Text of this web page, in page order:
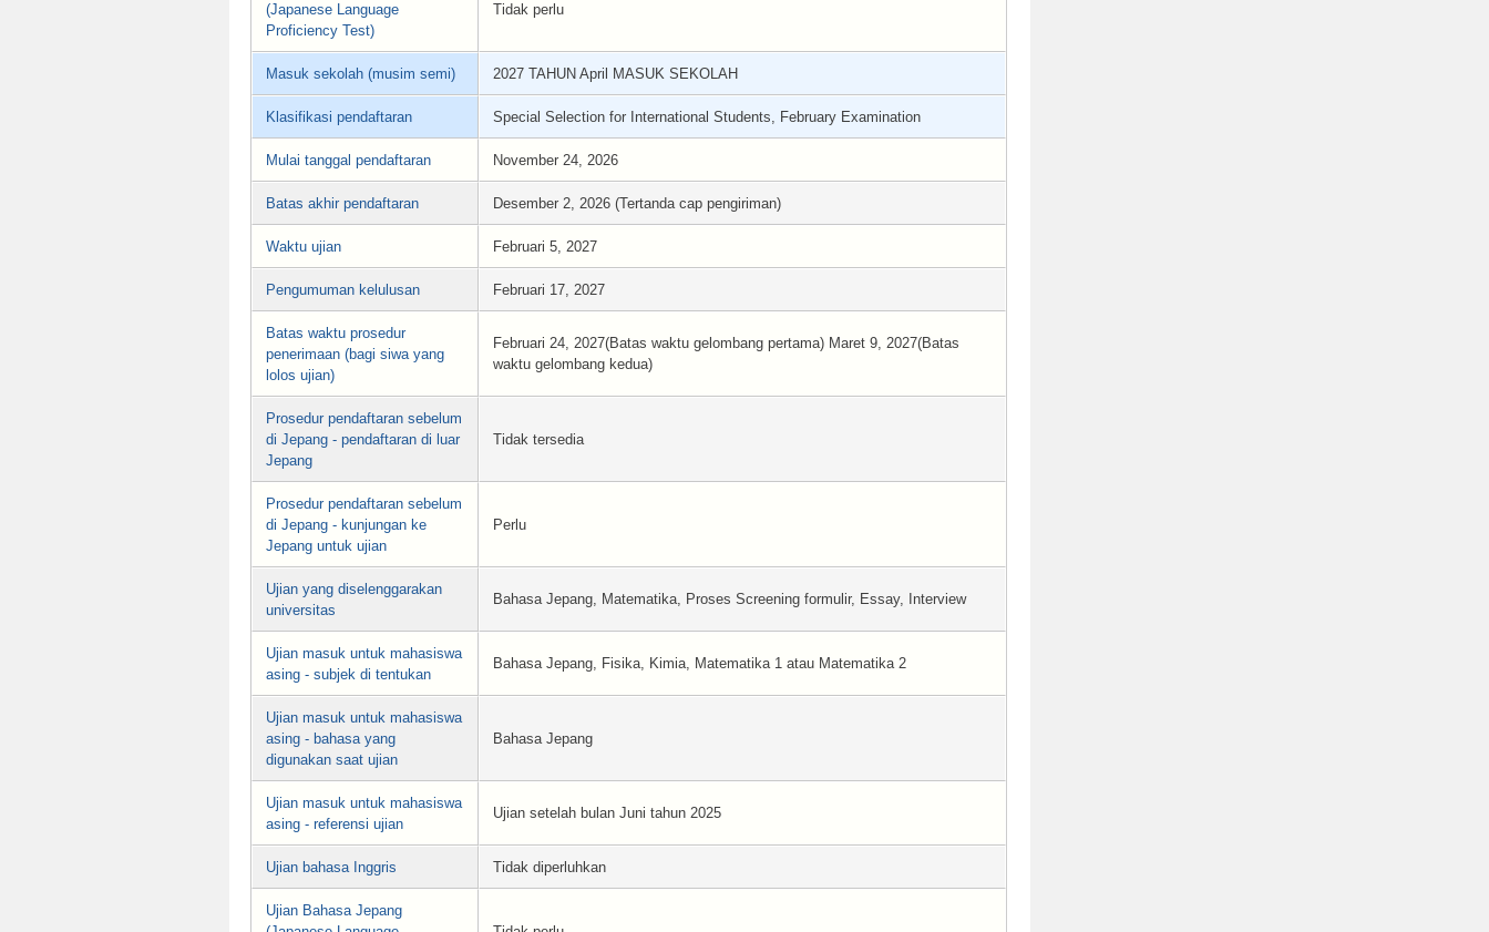
(Japanese Language
Proficiency Test)
Tidak perlu
Masuk sekolah (musim semi) 2027 TAHUN April MASUK SEKOLAH
Klasifikasi pendaftaran Special Selection for International Students, February Examination
Mulai tanggal pendaftaran November 24, 2026
Batas akhir pendaftaran Desember 2, 2026 (Tertanda cap pengiriman)
Waktu ujian Februari 5, 2027
Pengumuman kelulusan Februari 17, 2027
Batas waktu prosedur
penerimaan (bagi siwa yang
lolos ujian)
Februari 24, 2027(Batas waktu gelombang pertama) Maret 9, 2027(Batas
waktu gelombang kedua)
Prosedur pendaftaran sebelum
di Jepang - pendaftaran di luar
Jepang
Tidak tersedia
Prosedur pendaftaran sebelum
di Jepang - kunjungan ke
Jepang untuk ujian
Perlu
Ujian yang diselenggarakan
universitas
Bahasa Jepang, Matematika, Proses Screening formulir, Essay, Interview
Ujian masuk untuk mahasiswa
asing - subjek di tentukan
Bahasa Jepang, Fisika, Kimia, Matematika 1 atau Matematika 2
Ujian masuk untuk mahasiswa
asing - bahasa yang
digunakan saat ujian
Bahasa Jepang
Ujian masuk untuk mahasiswa
asing - referensi ujian
Ujian setelah bulan Juni tahun 2025
Ujian bahasa Inggris Tidak diperluhkan
Ujian Bahasa Jepang